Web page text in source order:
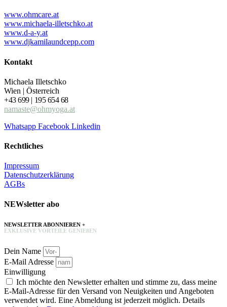
www.ohmcare.at
www.michaela-illetschko.at
www.d-a-y.at
www.djkamilaundcepp.com
Kontakt
Michaela Illetschko
Wien | Österreich
+43 699 | 195 654 68
namaste@ohmyoga.at
Whatsapp Facebook Linkedin
Rechtliches
Impressum
Datenschutzerklärung
AGBs
NEWsletter abo
NEWSLETTER ABONNIEREN +
EXKLUSIVE VORTEILE GENIEßEN
Dein Name
E-Mail Adresse
Einwilligung
Ich möchte den Newsletter erhalten und stimme zu, dass meine
E-Mail-Adresse für den Versand von Neuigkeiten und Angeboten
verwendet wird. Eine Abmeldung ist jederzeit möglich. Details